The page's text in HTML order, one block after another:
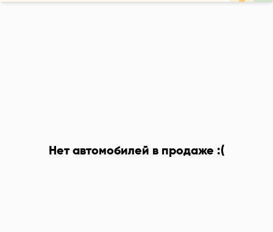
Нет автомобилей в продаже :(